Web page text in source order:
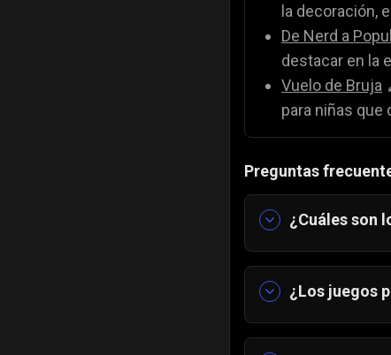
la decoración,
De Nerd a
destacar en la
Vuelo de Bruja
para niñas
Preguntas
¿Cuáles son
Ofrecemos
Juegos de
¿Los juegos
Sí. Todos los